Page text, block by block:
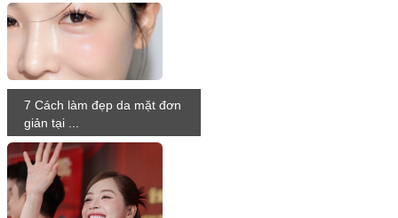
7 Cách làm đẹp da mặt đơn
giản tại ...